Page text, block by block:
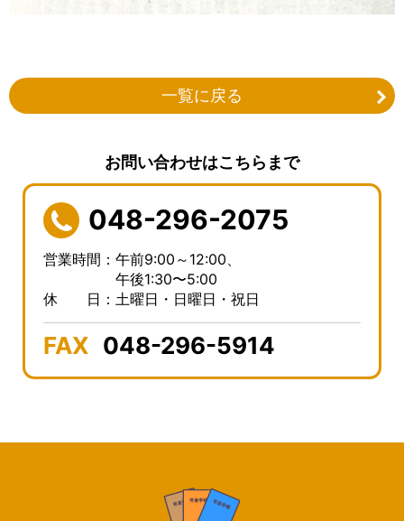
一覧に戻る
お問い合わせはこちらまで
048-296-2075
営業時間：午前9:00～12:00、
午後1:30〜5:00
休 日：土曜日・日曜日・祝日
FAX 048-296-5914